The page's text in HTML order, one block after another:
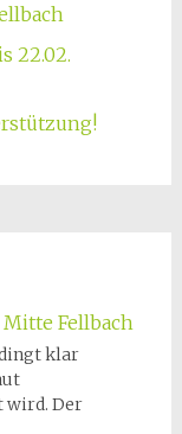
22.02.
Fellbach
klar
wird. Der